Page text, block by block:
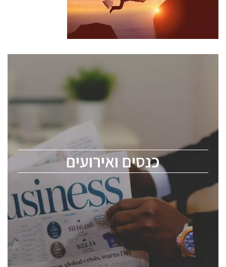
כנסים ואירועים
כנסים ואירועים
לכל העוסקים בתעשיית הסמיקונדקטור כולל מהנדסים,
ChipEx2026 will be held on May 12-13, 2026. The
conference is intended for everyone involved in the
semiconductor industry, including engineers,
professional experts, and senior executives.
לחץ לפרטים